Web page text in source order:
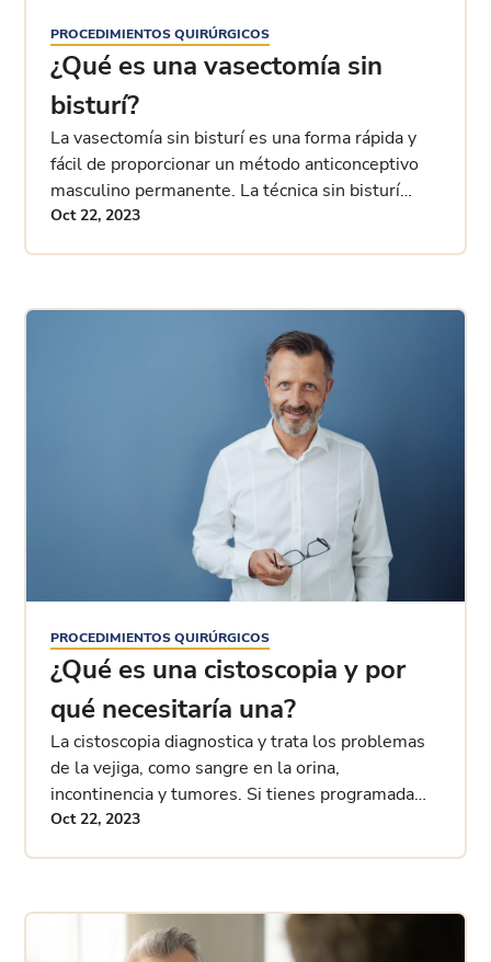
PROCEDIMIENTOS QUIRÚRGICOS
¿Qué es una vasectomía sin
bisturí?
La vasectomía sin bisturí es una forma rápida y
fácil de proporcionar un método anticonceptivo
masculino permanente. La técnica sin bisturí
permite una recuperación más rápida y reduce las
Oct 22, 2023
PROCEDIMIENTOS QUIRÚRGICOS
¿Qué es una cistoscopia y por
qué necesitaría una?
La cistoscopia diagnostica y trata los problemas
de la vejiga, como sangre en la orina,
incontinencia y tumores. Si tienes programada
una cistoscopia, esto es lo que debes hacer
Oct 22, 2023